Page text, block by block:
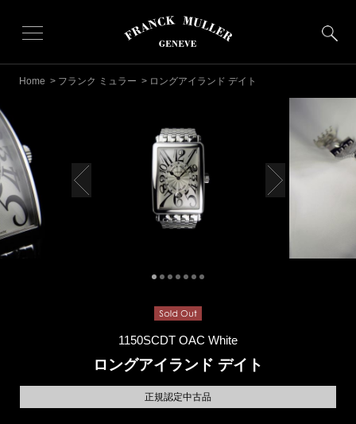
Home > フランク ミュラー > ロングアイランド デイト
1150SCDT OAC White
ロングアイランド デイト
正規認定中古品